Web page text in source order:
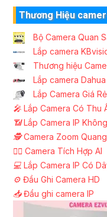
Thương Hiệu
Bộ Camera Quan
Lắp camera
Thương hiệu
Lắp camera
Lắp Camera Giá Rẻ
️🎤️ Lắp Camera Có Thu
📶Lắp Camera IP
🕵️Camera Zoom Quang
🧛‍♀️ Camera Tích Hợp AI
💻 Lắp Camera IP Có
⚙️ Đầu Ghi Camera HD
📥Đầu ghi camera IP